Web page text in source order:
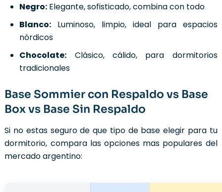
Negro: Elegante, sofisticado, combina con todo
Blanco: Luminoso, limpio, ideal para espacios
nórdicos
Chocolate: Clásico, cálido, para dormitorios
tradicionales
Base Sommier con Respaldo vs Base
Box vs Base Sin Respaldo
Si no estas seguro de que tipo de base elegir para tu
dormitorio, compara las opciones mas populares del
mercado argentino: